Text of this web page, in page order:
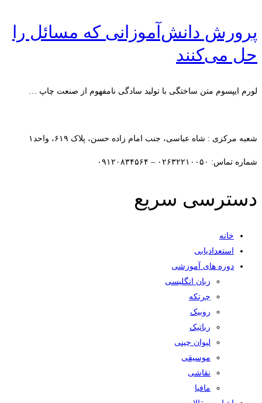
پرورش دانش‌آموزانی که مسائل را
حل می‌کنند
لورم ایپسوم متن ساختگی با تولید سادگی نامفهوم از صنعت چاپ …
شعبه مرکزی : شاه عباسی، جنب امام زاده حسن، پلاک ۶۱۹، واحد۱​
شماره تماس: ۰۲۶۳۲۲۱۰۰۵۰ – ۰۹۱۲۰۸۳۴۵۶۴
دسترسی سریع
خانه
استعدادیابی
دوره های آموزشی
زبان انگلیسی
چرتکه
روبیک
رباتیک
لیوان چینی
موسیقی
نقاشی
مافیا